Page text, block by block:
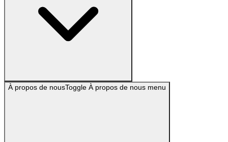
À propos de nousToggle À propos de nous menu